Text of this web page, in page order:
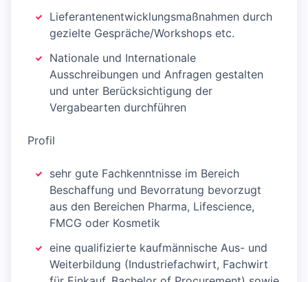
Lieferantenentwicklungsmaßnahmen durch
gezielte Gespräche/Workshops etc.
Nationale und Internationale
Ausschreibungen und Anfragen gestalten
und unter Berücksichtigung der
Vergabearten durchführen
Profil
sehr gute Fachkenntnisse im Bereich
Beschaffung und Bevorratung bevorzugt
aus den Bereichen Pharma, Lifescience,
FMCG oder Kosmetik
eine qualifizierte kaufmännische Aus- und
Weiterbildung (Industriefachwirt, Fachwirt